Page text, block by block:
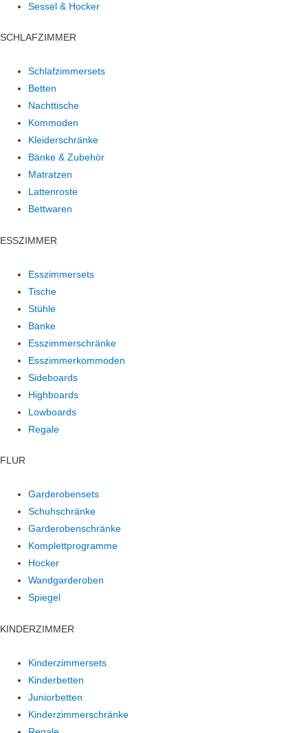
Sessel & Hocker
SCHLAFZIMMER
Schlafzimmersets
Betten
Nachttische
Kommoden
Kleiderschränke
Bänke & Zubehör
Matratzen
Lattenroste
Bettwaren
ESSZIMMER
Esszimmersets
Tische
Stühle
Bänke
Esszimmerschränke
Esszimmerkommoden
Sideboards
Highboards
Lowboards
Regale
FLUR
Garderobensets
Schuhschränke
Garderobenschränke
Komplettprogramme
Hocker
Wandgarderoben
Spiegel
KINDERZIMMER
Kinderzimmersets
Kinderbetten
Juniorbetten
Kinderzimmerschränke